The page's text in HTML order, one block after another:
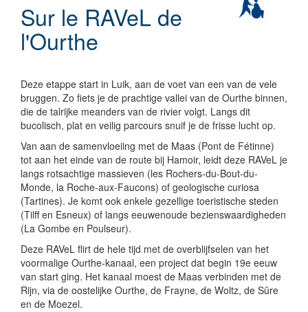
Sur le RAVeL de
l'Ourthe
Deze etappe start in Luik, aan de voet van een van de vele
bruggen. Zo fiets je de prachtige vallei van de Ourthe binnen,
die de talrijke meanders van de rivier volgt. Langs dit
bucolisch, plat en veilig parcours snuif je de frisse lucht op.
Van aan de samenvloeiing met de Maas (Pont de Fétinne)
tot aan het einde van de route bij Hamoir, leidt deze RAVeL je
langs rotsachtige massieven (les Rochers-du-Bout-du-
Monde, la Roche-aux-Faucons) of geologische curiosa
(Tartines). Je komt ook enkele gezellige toeristische steden
(Tilff en Esneux) of langs eeuwenoude bezienswaardigheden
(La Gombe en Poulseur).
Deze RAVeL flirt de hele tijd met de overblijfselen van het
voormalige Ourthe-kanaal, een project dat begin 19e eeuw
van start ging. Het kanaal moest de Maas verbinden met de
Rijn, via de oostelijke Ourthe, de Frayne, de Woltz, de Sûre
en de Moezel.